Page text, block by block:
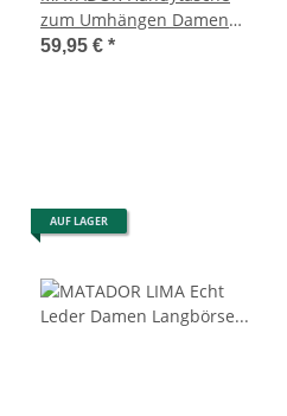
zum Umhängen Damen
Leder Handtasche Schwarz
59,95 € *
AUF LAGER